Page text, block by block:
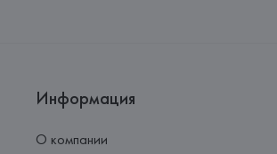
Информация
О компании